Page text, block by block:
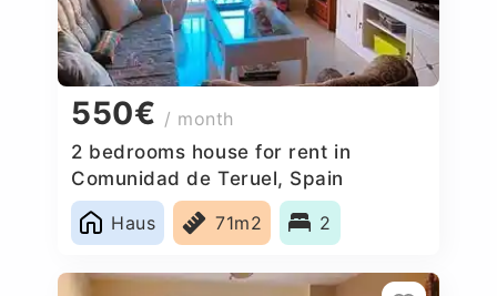
550€ / month
2 bedrooms house for rent in
Comunidad de Teruel, Spain
Haus
71m2 2